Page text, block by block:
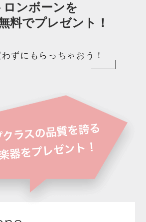
ロンボーンを
料でプレゼント！
ずにもらっちゃおう！